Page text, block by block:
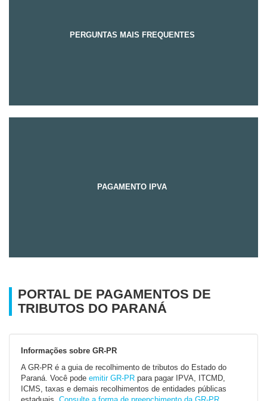
PERGUNTAS MAIS FREQUENTES
PAGAMENTO IPVA
PORTAL DE PAGAMENTOS DE
TRIBUTOS DO PARANÁ
Informações sobre GR-PR
A GR-PR é a guia de recolhimento de tributos do Estado do
Paraná. Você pode emitir GR-PR para pagar IPVA, ITCMD,
ICMS, taxas e demais recolhimentos de entidades públicas